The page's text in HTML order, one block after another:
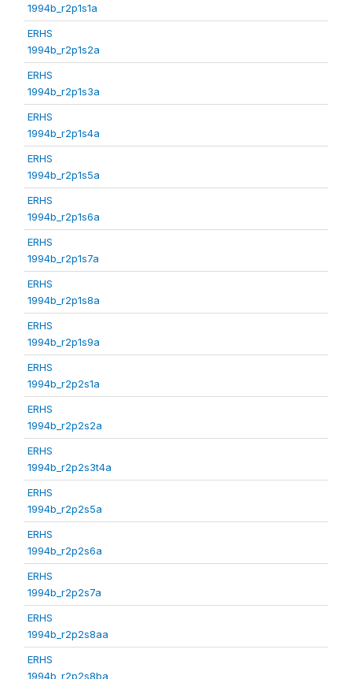
1994b_r2p1s1a
ERHS
1994b_r2p1s2a
ERHS
1994b_r2p1s3a
ERHS
1994b_r2p1s4a
ERHS
1994b_r2p1s5a
ERHS
1994b_r2p1s6a
ERHS
1994b_r2p1s7a
ERHS
1994b_r2p1s8a
ERHS
1994b_r2p1s9a
ERHS
1994b_r2p2s1a
ERHS
1994b_r2p2s2a
ERHS
1994b_r2p2s3t4a
ERHS
1994b_r2p2s5a
ERHS
1994b_r2p2s6a
ERHS
1994b_r2p2s7a
ERHS
1994b_r2p2s8aa
ERHS
1994b_r2p2s8ba